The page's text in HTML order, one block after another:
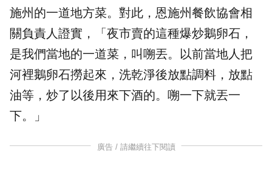
施州的一道地方菜。對此，恩施州餐飲協會相
關負責人證實，「夜市賣的這種爆炒鵝卵石，
是我們當地的一道菜，叫嗍丟。以前當地人把
河裡鵝卵石撈起來，洗乾淨後放點調料，放點
油等，炒了以後用來下酒的。嗍一下就丟一
下。」
廣告 / 請繼續往下閱讀